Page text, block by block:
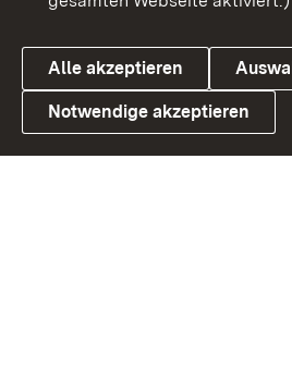
Link zum Landesportal
Alle akzeptieren
Notwendige akzeptieren